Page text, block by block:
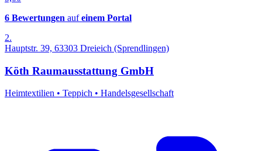
6 Bewertungen aufeinem Portal
2.
Hauptstr. 39, 63303 Dreieich (Sprendlingen)
Köth Raumausstattung GmbH
Heimtextilien • Teppich • Handelsgesellschaft